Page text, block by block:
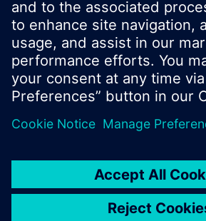
© Siemens Switzerland Ltd. 2020
Zakres produktów i ceny mogą się
Polityka prywatności
Warunki użytkowania